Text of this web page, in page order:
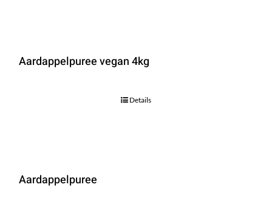
Aardappelpuree vegan 4kg
Details
Aardappelpuree